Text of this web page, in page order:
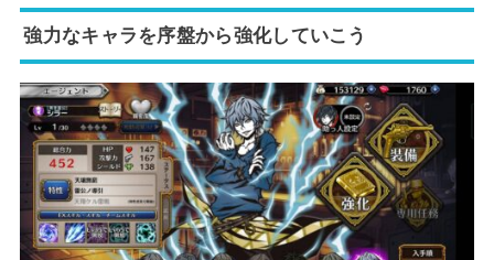
強力なキャラを序盤から強化していこう